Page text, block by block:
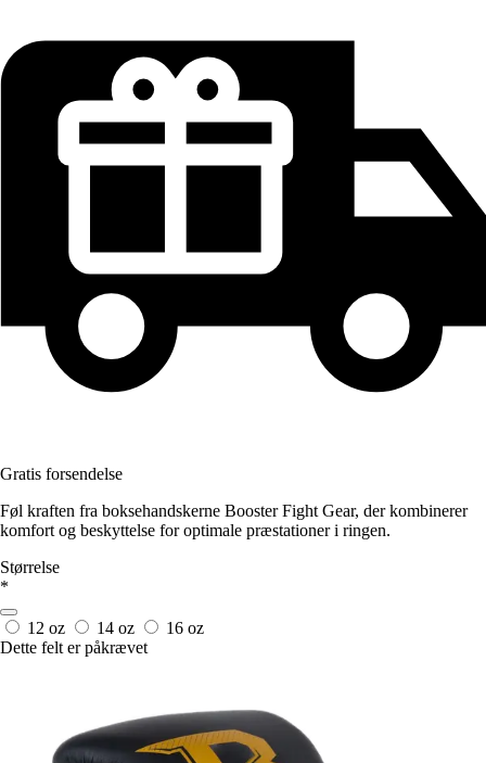
Gratis forsendelse
Føl kraften fra boksehandskerne Booster Fight Gear, der kombinerer
komfort og beskyttelse for optimale præstationer i ringen.
Størrelse
*
12 oz 14 oz
16 oz
Dette felt er påkrævet